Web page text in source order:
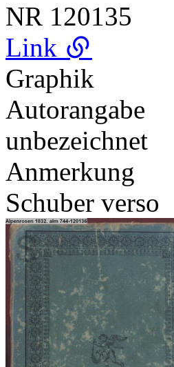
NR 120135
Link
Graphik
Autorangabe
unbezeichnet
Anmerkung
Schuber verso